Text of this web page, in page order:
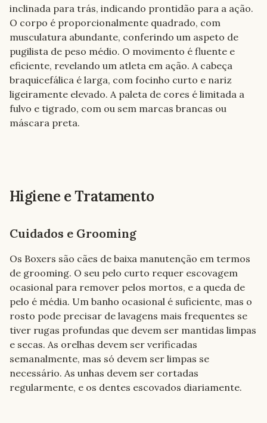
inclinada para trás, indicando prontidão para a ação.
O corpo é proporcionalmente quadrado, com
musculatura abundante, conferindo um aspeto de
pugilista de peso médio. O movimento é fluente e
eficiente, revelando um atleta em ação. A cabeça
braquicefálica é larga, com focinho curto e nariz
ligeiramente elevado. A paleta de cores é limitada a
fulvo e tigrado, com ou sem marcas brancas ou
máscara preta.
Higiene e Tratamento
Cuidados e Grooming
Os Boxers são cães de baixa manutenção em termos
de grooming. O seu pelo curto requer escovagem
ocasional para remover pelos mortos, e a queda de
pelo é média. Um banho ocasional é suficiente, mas o
rosto pode precisar de lavagens mais frequentes se
tiver rugas profundas que devem ser mantidas limpas
e secas. As orelhas devem ser verificadas
semanalmente, mas só devem ser limpas se
necessário. As unhas devem ser cortadas
regularmente, e os dentes escovados diariamente.